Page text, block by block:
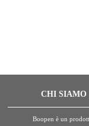
CHI SIAMO
Boopen è un